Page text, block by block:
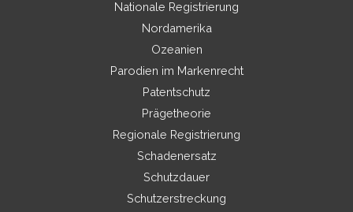
Nationale Registrierung
Nordamerika
Ozeanien
Parodien im Markenrecht
Patentschutz
Prägetheorie
Regionale Registrierung
Schadenersatz
Schutzdauer
Schutzerstreckung